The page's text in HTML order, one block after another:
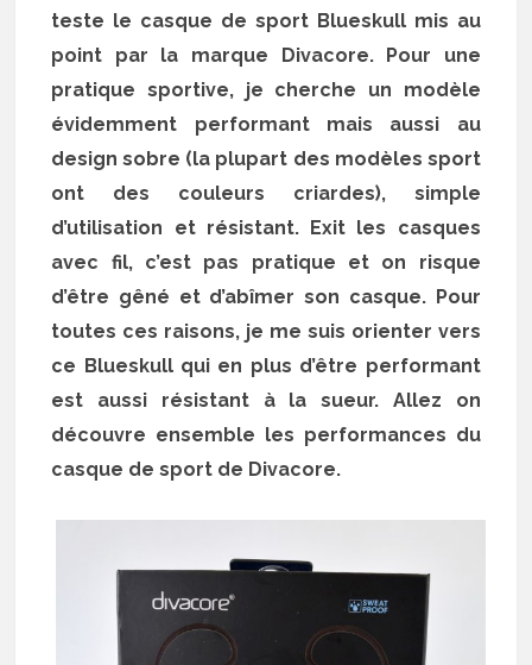
teste le casque de sport Blueskull mis au
point par la marque Divacore. Pour une
pratique sportive, je cherche un modèle
évidemment performant mais aussi au
design sobre (la plupart des modèles sport
ont des couleurs criardes), simple
d’utilisation et résistant. Exit les casques
avec fil, c’est pas pratique et on risque
d’être gêné et d’abîmer son casque. Pour
toutes ces raisons, je me suis orienter vers
ce Blueskull qui en plus d’être performant
est aussi résistant à la sueur. Allez on
découvre ensemble les performances du
casque de sport de Divacore.